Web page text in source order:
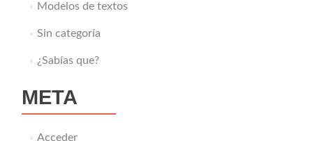
Modelos de textos
Sin categoría
¿Sabías que?
META
Acceder